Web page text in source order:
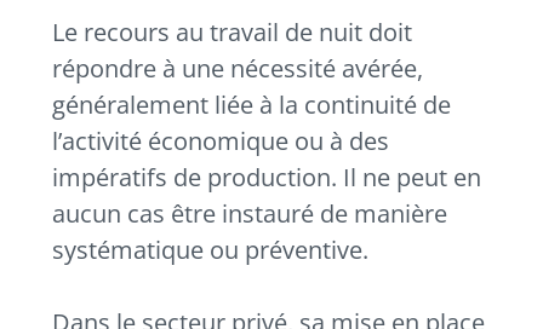
Le recours au travail de nuit doit
répondre à une nécessité avérée,
généralement liée à la continuité de
l’activité économique ou à des
impératifs de production. Il ne peut en
aucun cas être instauré de manière
systématique ou préventive.
Dans le secteur privé, sa mise en place